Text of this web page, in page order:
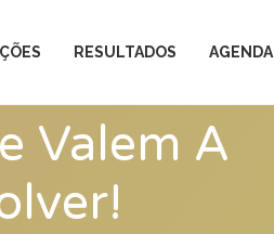
RESULTADOS AGENDA
Valem A